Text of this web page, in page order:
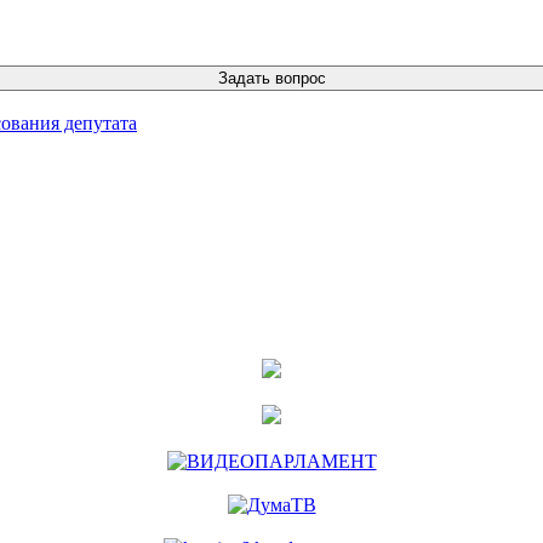
депутата